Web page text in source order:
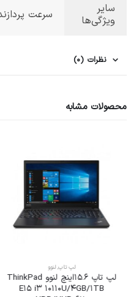
سایر
ویژگی‌ها
سرعت پردازنده: 2.8 گیگاهرتز و
نظرات (0)
محصولات مشابه
لپ تاپ,لنوو
لپ تاپ 15.6اینچ لنوو ThinkPad
E15 i3 10110U/4GB/1TB